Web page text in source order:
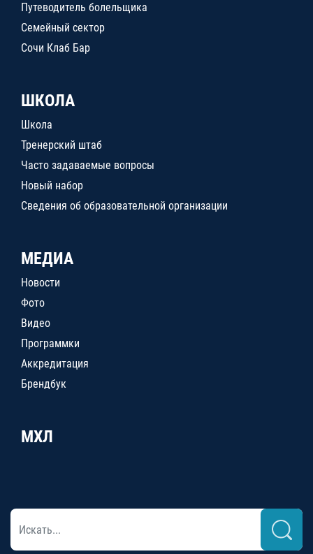
Путеводитель болельщика
Семейный сектор
Сочи Клаб Бар
ШКОЛА
Школа
Тренерский штаб
Часто задаваемые вопросы
Новый набор
Сведения об образовательной организации
МЕДИА
Новости
Фото
Видео
Программки
Аккредитация
Брендбук
МХЛ